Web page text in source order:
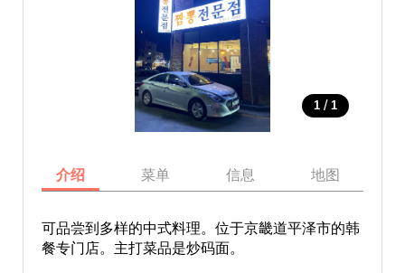
1 / 1
介绍 菜单 信息 地图
可品尝到多样的中式料理。位于京畿道平泽市的韩
餐专门店。主打菜品是炒码面。